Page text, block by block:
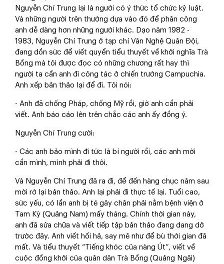
Nguyễn Chí Trung lại là người có ý thức tổ chức kỷ luật.
Và những người trên thường dựa vào đó để phân công
anh dễ dàng hơn những người khác. Dạo năm 1982 -
1983, Nguyễn Chí Trung ở tạp chí Văn Nghệ Quân Đội,
đang dồn sức để viết quyển tiểu thuyết về khởi nghĩa Trà
Bồng mà tôi được đọc có những chương rất hay thì
người ta cần anh đi công tác ở chiến trường Campuchia.
Anh xếp bản thảo lại để đi. Tôi nói:
- Anh đã chống Pháp, chống Mỹ rồi, giờ anh cần phải
viết. Anh báo cáo lên trên chắc các anh ấy đồng ý.
Nguyễn Chí Trung cười:
- Các anh bảo mình đi tức là bí người rồi, các anh mới
cần mình, mình phải đi thôi.
Và Nguyễn Chí Trung đã ra đi, để đến hàng chục năm sau
mới rờ lại bản thảo. Anh lại phải đi thực tế lại. Tuổi cao,
sức yếu, có lần anh bị té gãy chân phải nằm bệnh viện ở
Tam Kỳ (Quảng Nam) mấy tháng. Chính thời gian này,
anh đã sửa chữa và viết tiếp tập bản thảo đang dang dở
trước đây. Anh viết hối hả, say mê như để bù thời gian đã
mất. Và tiểu thuyết “Tiếng khóc của nàng Út”, viết về
cuộc đồng khởi của quân dân Trà Bồng (Quảng Ngãi)